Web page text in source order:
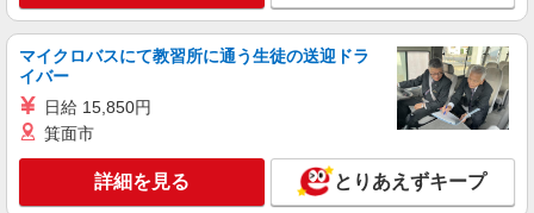
時給1500円〜2125円 ＜日払い有/週払い有/交
通費全支給(ガソリン代含む)＞
大田原市
詳細を見る
マイクロバスにて教習所に通う生徒の送迎ドラ
イバー
日給 15,850円
箕面市
詳細を見る とりあえずキープ